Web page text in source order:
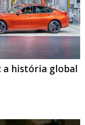
a história global